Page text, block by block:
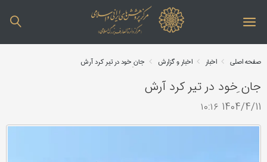
صفحه اصلی اخبار اخبار و گزارش جان ِخود در تیر کرد آرش
جان ِخود در تیر کرد آرش
1404/4/11 ۱۰:۱۶